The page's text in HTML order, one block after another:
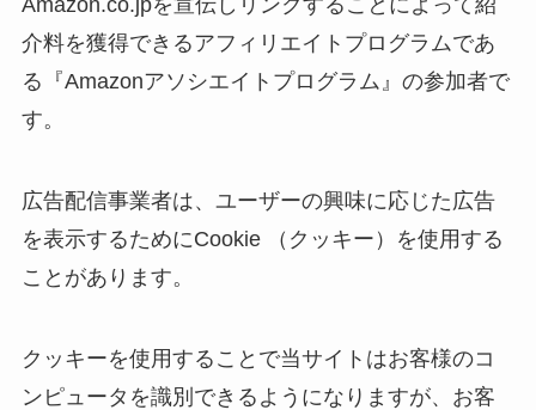
介料を獲得できるアフィリエイトプログラムであ
る『Amazonアソシエイトプログラム』の参加者で
す。
広告配信事業者は、ユーザーの興味に応じた広告
を表示するためにCookie （クッキー）を使用する
ことがあります。
クッキーを使用することで当サイトはお客様のコ
ンピュータを識別できるようになりますが、お客